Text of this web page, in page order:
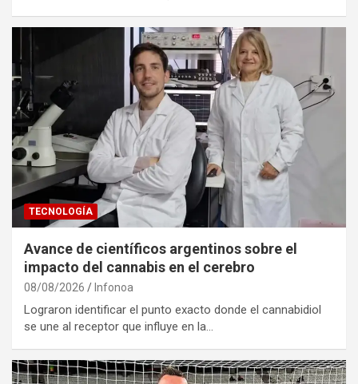
TECNOLOGÍA
Avance de científicos argentinos sobre el
impacto del cannabis en el cerebro
08/08/2026 Infonoa
Lograron identificar el punto exacto donde el cannabidiol
se une al receptor que influye en la…